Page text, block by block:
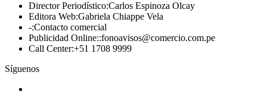
Director Periodístico:Carlos Espinoza Olcay
Editora Web:Gabriela Chiappe Vela
-:Contacto comercial
Publicidad Online::fonoavisos@comercio.com.pe
Call Center:+51 1708 9999
Síguenos